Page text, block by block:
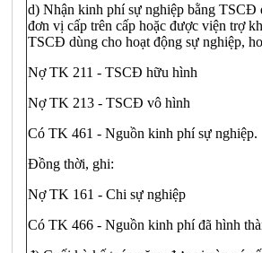
d) Nhận kinh phí sự nghiệp bằng TSCĐ
đơn vị cấp trên cấp hoặc được viện trợ
TSCĐ dùng cho hoạt động sự nghiệp,
Nợ TK 211 - TSCĐ hữu hình
Nợ TK 213 - TSCĐ vô hình
Có TK 461 - Nguồn kinh phí sự nghiệp.
Đồng thời, ghi:
Nợ TK 161 - Chi sự nghiệp
Có TK 466 - Nguồn kinh phí đã hình